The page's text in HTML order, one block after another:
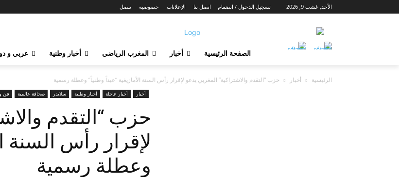
الأحد, غشت 9, 2026 تسجيل الدخول / انضمام تنصل خصوصية الإعلانات اتصل بنا
الصفحة الرئيسية أخبار المغرب الرياضي أخبار وطنية عربي و
الرئيسية أخبار حزب “التقدم والاشتراكية” المغربي يدعو لإقرار رأس السنة الأمازيغية “عيداً وطنياً” وعطلة رسمية
أخبار أخبار عاجلة أخبار وطنية سلايدر صحافة عالمية فن
حزب “التقدم
لإقرار رأس السنة
وعطلة رسمية